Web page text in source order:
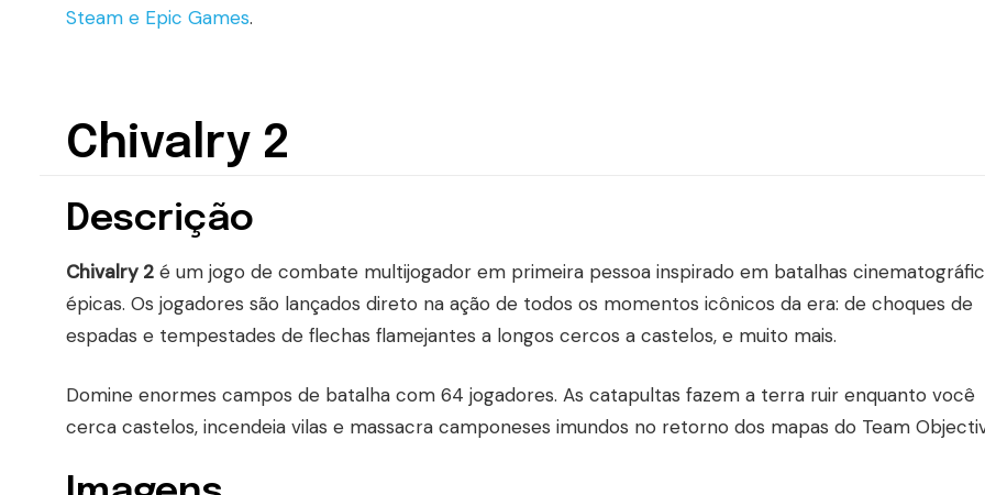
Steam e Epic Games.
Chivalry 2
Descrição
Chivalry 2 é um jogo de combate multijogador em primeira pessoa inspirado em batalhas
épicas. Os jogadores são lançados direto na ação de todos os momentos icônicos da era: de choques de
espadas e tempestades de flechas flamejantes a longos cercos a castelos, e muito mais.
Domine enormes campos de batalha com 64 jogadores. As catapultas fazem a terra ruir enquanto você
cerca castelos, incendeia vilas e massacra camponeses imundos no retorno dos mapas do Team